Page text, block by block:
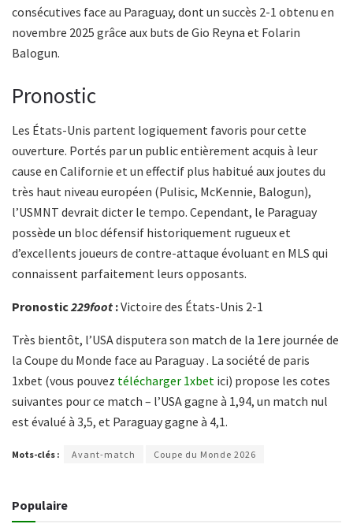
consécutives face au Paraguay, dont un succès 2-1 obtenu en
novembre 2025 grâce aux buts de Gio Reyna et Folarin
Balogun.
Pronostic
Les États-Unis partent logiquement favoris pour cette
ouverture. Portés par un public entièrement acquis à leur
cause en Californie et un effectif plus habitué aux joutes du
très haut niveau européen (Pulisic, McKennie, Balogun),
l’USMNT devrait dicter le tempo. Cependant, le Paraguay
possède un bloc défensif historiquement rugueux et
d’excellents joueurs de contre-attaque évoluant en MLS qui
connaissent parfaitement leurs opposants.
Pronostic229foot :Victoire des États-Unis 2-1
Très bientôt, l’USA disputera son match de la 1ere journée de
la Coupe du Monde face au Paraguay . La société de paris
1xbet (vous pouvez télécharger 1xbet ici) propose les cotes
suivantes pour ce match – l’USA gagne à 1,94, un match nul
est évalué à 3,5, et Paraguay gagne à 4,1.
Mots-clés : Avant-match Coupe du Monde 2026
Populaire